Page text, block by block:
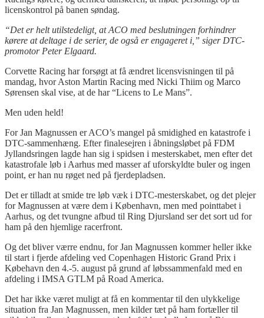
licenskontrol på banen søndag.
“Det er helt utilstedeligt, at ACO med beslutningen forhindrer
kørere at deltage i de serier, de også er engageret i,” siger DTC-
promotor Peter Elgaard.
Corvette Racing har forsøgt at få ændret licensvisningen til på
mandag, hvor Aston Martin Racing med Nicki Thiim og Marco
Sørensen skal vise, at de har “Licens to Le Mans”.
Men uden held!
For Jan Magnussen er ACO’s mangel på smidighed en katastrofe i
DTC-sammenhæng. Efter finalesejren i åbningsløbet på FDM
Jyllandsringen lagde han sig i spidsen i mesterskabet, men efter det
katastrofale løb i Aarhus med masser af uforskyldte buler og ingen
point, er han nu røget ned på fjerdepladsen.
Det er tilladt at smide tre løb væk i DTC-mesterskabet, og det plejer
for Magnussen at være dem i København, men med pointtabet i
Aarhus, og det tvungne afbud til Ring Djursland ser det sort ud for
ham på den hjemlige racerfront.
Og det bliver værre endnu, for Jan Magnussen kommer heller ikke
til start i fjerde afdeling ved Copenhagen Historic Grand Prix i
Købehavn den 4.-5. august på grund af løbssammenfald med en
afdeling i IMSA GTLM på Road America.
Det har ikke været muligt at få en kommentar til den ulykkelige
situation fra Jan Magnussen, men kilder tæt på ham fortæller til